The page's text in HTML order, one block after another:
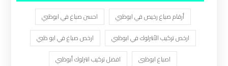
أرقام صباغ رخيص في ابوظبي
احسن صباغ في ابوظبي
ارخص تركيب الأنترلوك في ابوظبي
ارخص صباغ في ابو ظبي
اصباغ ابوظبى
افضل تركيب انترلوك أبوظبي